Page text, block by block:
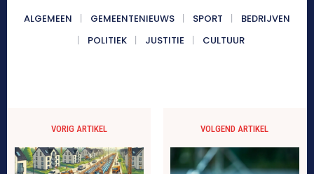
ALGEMEEN GEMEENTENIEUWS SPORT
BEDRIJVEN
POLITIEK
JUSTITIE CULTUUR
VORIG ARTIKEL VOLGEND ARTIKEL